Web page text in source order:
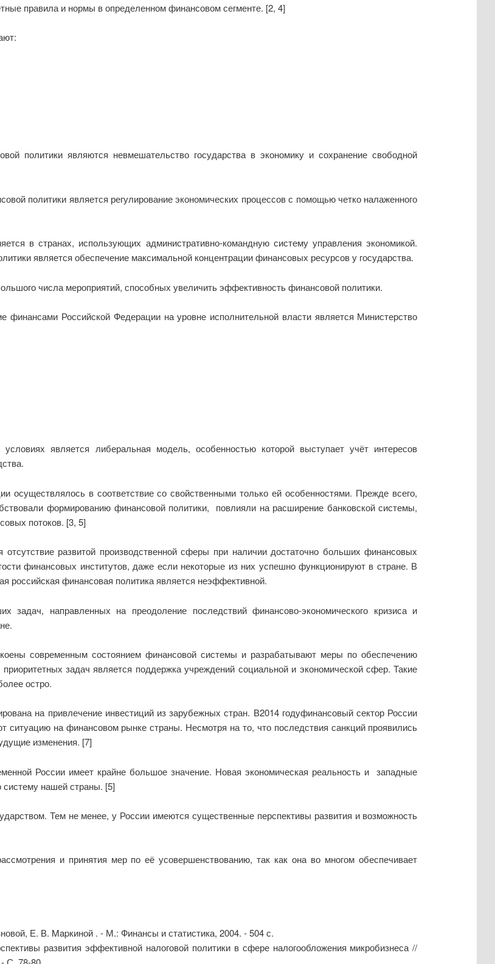
правила и нормы в определенном финансовом сегменте. [2, 4]
политики являются невмешательство государства в экономику и сохранение свободной
политики является регулирование экономических процессов с помощью четко налаженного
в странах, использующих административно-командную систему управления экономикой.
является обеспечение максимальной концентрации финансовых ресурсов у государства.
числа мероприятий, способных увеличить эффективность финансовой политики.
финансами Российской Федерации на уровне исполнительной власти является Министерство
является либеральная модель, особенностью которой выступает учёт интересов
осуществлялось в соответствие со свойственными только ей особенностями. Прежде всего,
формированию финансовой политики, повлияли на расширение банковской системы,
потоков. [3, 5]
развитой производственной сферы при наличии достаточно больших финансовых
финансовых институтов, даже если некоторые из них успешно функционируют в стране. В
российская финансовая политика является неэффективной.
направленных на преодоление последствий финансово-экономического кризиса и
современным состоянием финансовой системы и разрабатывают меры по обеспечению
задач является поддержка учреждений социальной и экономической сфер. Такие
остро.
на привлечение инвестиций из зарубежных стран. В2014 годуфинансовый сектор России
ситуацию на финансовом рынке страны. Несмотря на то, что последствия санкций проявились
изменения. [7]
России имеет крайне большое значение. Новая экономическая реальность и западные
нашей страны. [5]
Тем не менее, у России имеются существенные перспективы развития и возможность
и принятия мер по её усовершенствованию, так как она во многом обеспечивает
Е. В. Mapкиной . - М.: Финансы и статистика, 2004. - 504 с.
развития эффективной налоговой политики в сфере налогообложения микробизнеса //